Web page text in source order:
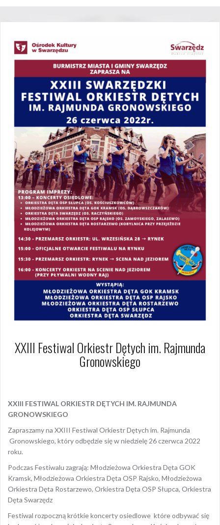
XXIII Festiwal Orkiestr Dętych im. Rajmunda
Gronowskiego
XXIII FESTIWAL ORKIESTR DĘTYCH IM. RAJMUNDA
GRONOWSKIEGO
Zapraszamy na XXIII Festiwal Orkiestr Dętych im. Rajmunda
Gronowskiego, który odbędzie się w niedzielę 26 czerwca 2022
roku.
Podczas Festiwalu zagrają: Młodzieżowa Orkiestra Dęta GOK
Kramsk, Młodzieżowa Orkiestra Dęta OSP Rajsko, Młodzieżowa
Orkiestra Dęta Rostarzewo, Orkiestra Dęta OSP Słupca, Orkiestra
Dęta Swarzędz
Festiwal rozpoczną krótkie koncerty osiedlowe które odbywać się